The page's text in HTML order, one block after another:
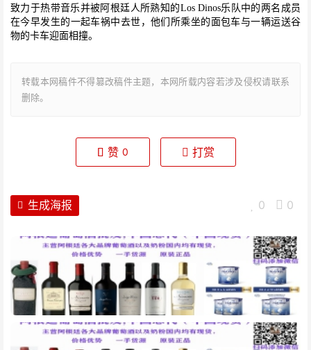
致力于热带音乐并被阿根廷人所熟知的Los Dinos乐队中的两名成员
在今早发生的一起车祸中去世，他们所乘坐的面包车与一辆运送谷
物的卡车迎面相撞。
转载本网稿件不得篡改稿件主题，本网所载内容若涉及侵权请联系
删除。
赞 0 打赏
0 0
生成海报